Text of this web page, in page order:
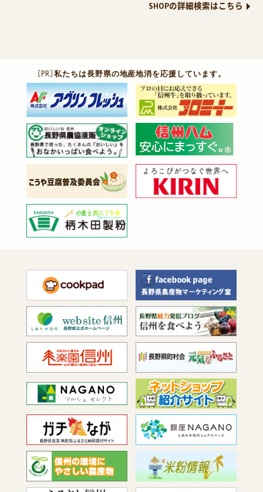
SHOPの詳細検索はこちら
［PR］私たちは長野県の地産地消を応援しています。